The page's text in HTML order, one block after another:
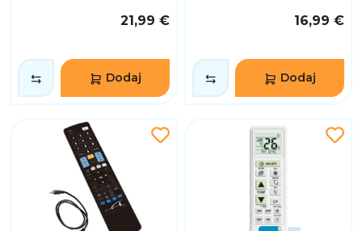
21,99 €
Dodaj
16,99 €
Dodaj